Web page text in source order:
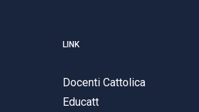
LINK
Docenti Cattolica
Educatt